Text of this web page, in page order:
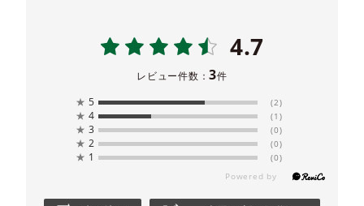
4.7
レビュー件数：3件
★ 5 (2)
★ 4 (1)
★ 3 (0)
★ 2 (0)
★ 1 (0)